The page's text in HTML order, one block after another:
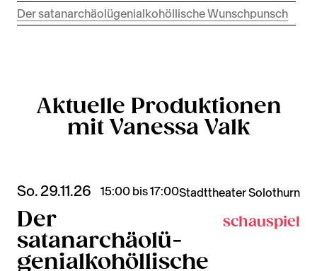
Der satanarchäolügenialkohöllische Wunschpunsch
Aktuelle Produktionen
mit Vanessa Valk
So. 29.11.26 15:00 bis 17:00Stadttheater Solothurn
Der
satanarchäolü-
genialkohöllische
schauspiel